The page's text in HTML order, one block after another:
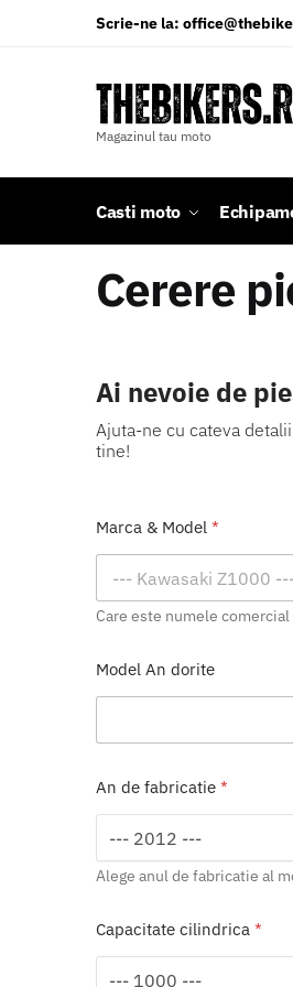
Scrie-ne la:
Magazinul tau moto
Casti moto
Cerere
Ai nevoie de
Ajuta-ne cu cateva
tine!
Marca & Model *
Care este numele
Model An dorite
An de fabricatie *
Alege anul de fabricatie al
Capacitate cilindrica *